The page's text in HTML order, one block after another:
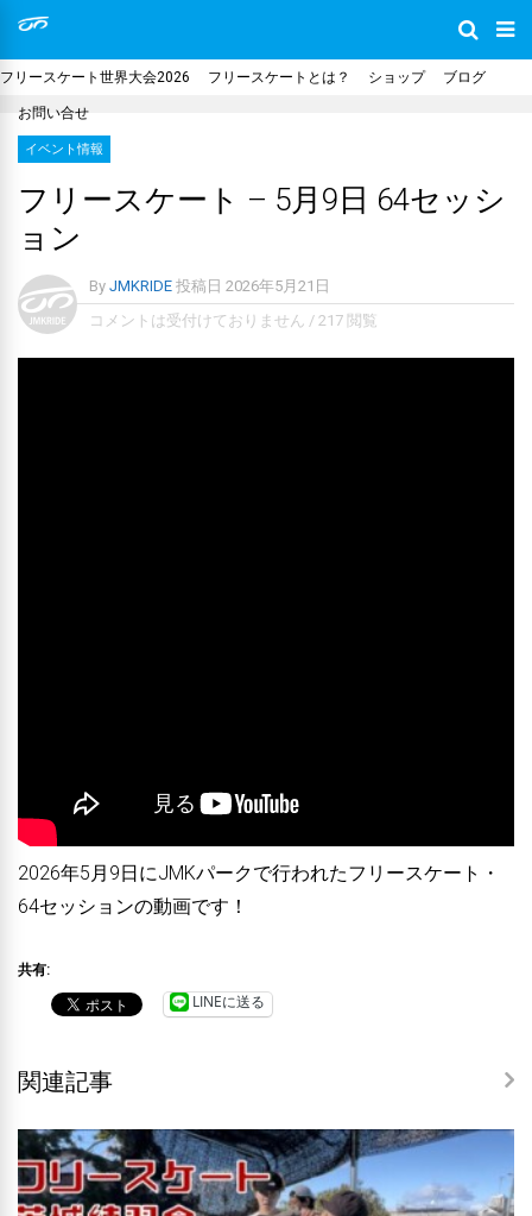
フリースケート世界大会2026 フリースケートとは？ ショップ ブログ
お問い合せ
イベント情報
フリースケート – 5月9日 64セッシ
ョン
By JMKRIDE 投稿日 2026年5月21日
コメントは受付けておりません / 217 閲覧
2026年5月9日にJMKパークで行われたフリースケート・
64セッションの動画です！
共有:
LINEに送る
関連記事